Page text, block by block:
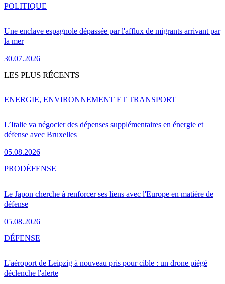
Une enclave espagnole dépassée par l'afflux de migrants arrivant par
la mer
30.07.2026
POLITIQUE
LES PLUS RÉCENTS
L’Italie va négocier des dépenses supplémentaires en énergie et
défense avec Bruxelles
05.08.2026
ENERGIE, ENVIRONNEMENT ET TRANSPORT
Le Japon cherche à renforcer ses liens avec l'Europe en matière de
défense
05.08.2026
PRODÉFENSE
L'aéroport de Leipzig à nouveau pris pour cible : un drone piégé
déclenche l'alerte
DÉFENSE